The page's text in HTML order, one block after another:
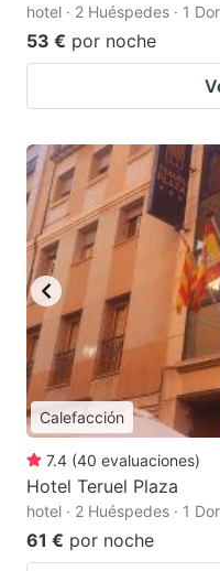
hotel · 2 Huéspedes · 1
53 € por noche
Calefacción
7.4 (40 evaluaciones)
Hotel Teruel Plaza
hotel · 2 Huéspedes · 1
61 € por noche